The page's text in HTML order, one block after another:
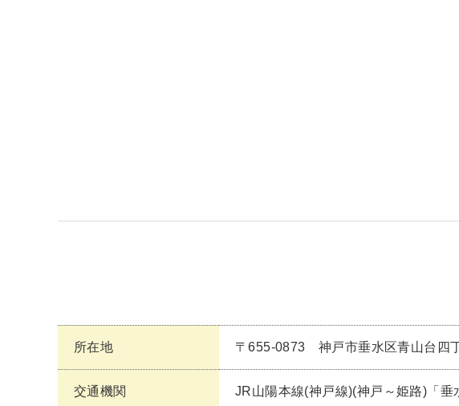
所在地 〒655-0873 神戸市垂水区青山台四
交通機関 JR山陽本線(神戸線)(神戸～姫路)「垂